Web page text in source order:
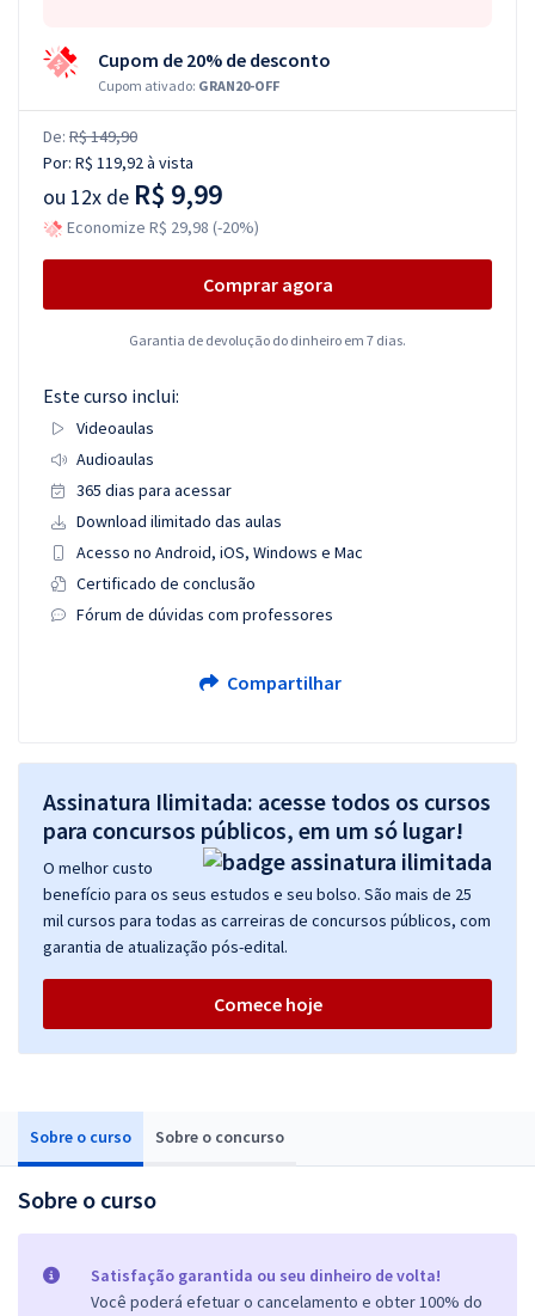
Sobre o curso Sobre o concurso
Sobre o curso
Satisfação garantida ou seu dinheiro de volta!
Você poderá efetuar o cancelamento e obter 100% do
Cupom de 20% de desconto
Cupom ativado: GRAN20-OFF
De: R$ 149,90
Por: R$ 119,92à vista
ou 12x de R$ 9,99
Economize R$ 29,98 (-20%)
Comprar agora
Garantia de devolução do dinheiro em 7 dias.
Este curso inclui:
Videoaulas
Audioaulas
365 dias para acessar
Download ilimitado das aulas
Acesso no Android, iOS, Windows e Mac
Certificado de conclusão
Fórum de dúvidas com professores
Compartilhar
Assinatura Ilimitada: acesse todos os cursos
para concursos públicos, em um só lugar!
O melhor custo
benefício para os seus estudos e seu bolso. São mais de 25
mil cursos para todas as carreiras de concursos públicos, com
garantia de atualização pós-edital.
Comece hoje